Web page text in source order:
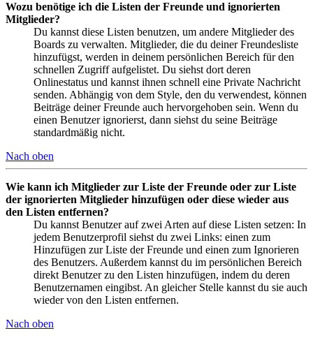
Wozu benötige ich die Listen der Freunde und ignorierten
Mitglieder?
Du kannst diese Listen benutzen, um andere Mitglieder des
Boards zu verwalten. Mitglieder, die du deiner Freundesliste
hinzufügst, werden in deinem persönlichen Bereich für den
schnellen Zugriff aufgelistet. Du siehst dort deren
Onlinestatus und kannst ihnen schnell eine Private Nachricht
senden. Abhängig von dem Style, den du verwendest, können
Beiträge deiner Freunde auch hervorgehoben sein. Wenn du
einen Benutzer ignorierst, dann siehst du seine Beiträge
standardmäßig nicht.
Nach oben
Wie kann ich Mitglieder zur Liste der Freunde oder zur Liste
der ignorierten Mitglieder hinzufügen oder diese wieder aus
den Listen entfernen?
Du kannst Benutzer auf zwei Arten auf diese Listen setzen: In
jedem Benutzerprofil siehst du zwei Links: einen zum
Hinzufügen zur Liste der Freunde und einen zum Ignorieren
des Benutzers. Außerdem kannst du im persönlichen Bereich
direkt Benutzer zu den Listen hinzufügen, indem du deren
Benutzernamen eingibst. An gleicher Stelle kannst du sie auch
wieder von den Listen entfernen.
Nach oben